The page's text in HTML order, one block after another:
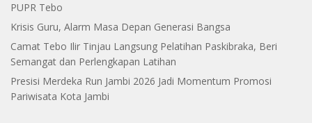
PUPR Tebo
Krisis Guru, Alarm Masa Depan Generasi Bangsa
Camat Tebo Ilir Tinjau Langsung Pelatihan Paskibraka, Beri
Semangat dan Perlengkapan Latihan
Presisi Merdeka Run Jambi 2026 Jadi Momentum Promosi
Pariwisata Kota Jambi